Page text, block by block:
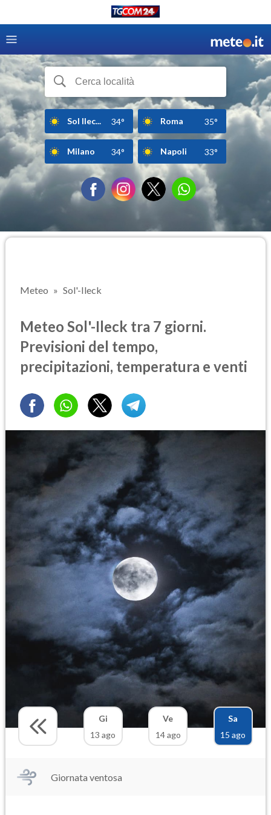
Sol Ilec... 34° Roma 35°
Milano 34° Napoli 33°
Meteo Sol'-Ileck
Meteo Sol'-Ileck tra 7 giorni.
Previsioni del tempo,
precipitazioni, temperatura e venti
Gi
13 ago
Ve
14 ago
Sa
15 ago
Giornata ventosa